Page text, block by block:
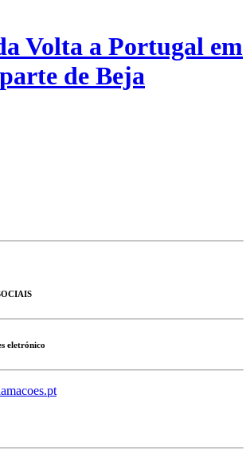
Volta a Portugal em
de Beja
eletrónico